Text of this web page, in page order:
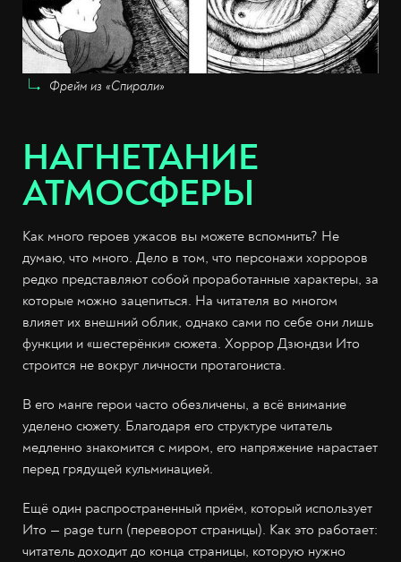
Фрейм из «Спирали»
НАГНЕТАНИЕ
АТМОСФЕРЫ
Как много героев ужасов вы можете вспомнить? Не
думаю, что много. Дело в том, что персонажи хорроров
редко представляют собой проработанные характеры, за
которые можно зацепиться. На читателя во многом
влияет их внешний облик, однако сами по себе они лишь
функции и «шестерёнки» сюжета. Хоррор Дзюндзи Ито
строится не вокруг личности протагониста.
В его манге герои часто обезличены, а всё внимание
уделено сюжету. Благодаря его структуре читатель
медленно знакомится с миром, его напряжение нарастает
перед грядущей кульминацией.
Ещё один распространенный приём, который использует
Ито — page turn (переворот страницы). Как это работает:
читатель доходит до конца страницы, которую нужно